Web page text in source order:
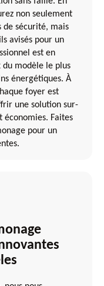
non seulement
de sécurité, mais
avisés pour un
est en
du modèle le plus
énergétiques. À
foyer est
une solution sur-
Faites
pour un